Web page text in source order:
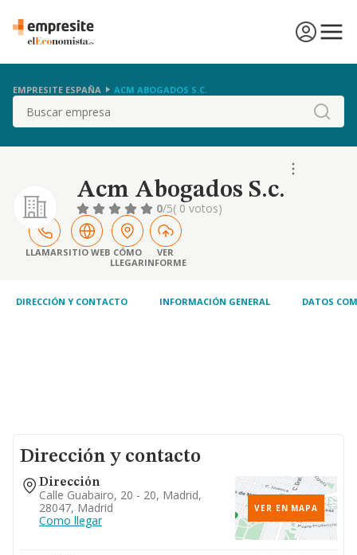
EMPRESITE ESPAÑA ACM ABOGADOS S.C.
Buscar
Acm Abogados S.c.
0/5( 0 votos)
LLAMARSITIO WEB CÓMO
LLEGAR
VER
INFORME
DIRECCIÓN Y CONTACTO INFORMACIÓN GENERAL DATOS
Dirección y contacto
Dirección
Calle Guabairo, 20 - 20, Madrid,
28047, Madrid
Como llegar
VER EN MAPA